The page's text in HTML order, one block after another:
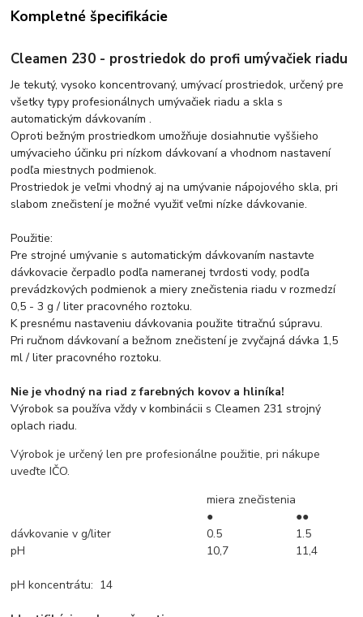
Kompletné špecifikácie
Cleamen 230 - prostriedok do profi umývačiek riadu
Je tekutý, vysoko koncentrovaný, umývací prostriedok, určený pre
všetky typy profesionálnych umývačiek riadu a skla s
automatickým dávkovaním .
Oproti bežným prostriedkom umožňuje dosiahnutie vyššieho
umývacieho účinku pri nízkom dávkovaní a vhodnom nastavení
podľa miestnych podmienok.
Prostriedok je veľmi vhodný aj na umývanie nápojového skla, pri
slabom znečistení je možné využiť veľmi nízke dávkovanie.
Použitie:
Pre strojné umývanie s automatickým dávkovaním nastavte
dávkovacie čerpadlo podľa nameranej tvrdosti vody, podľa
prevádzkových podmienok a miery znečistenia riadu v rozmedzí
0,5 - 3 g / liter pracovného roztoku.
K presnému nastaveniu dávkovania použite titračnú súpravu.
Pri ručnom dávkovaní a bežnom znečistení je zvyčajná dávka 1,5
ml / liter pracovného roztoku.
Nie je vhodný na riad z farebných kovov a hliníka!
Výrobok sa používa vždy v kombinácii s Cleamen 231 strojný
oplach riadu.
Výrobok je určený len pre profesionálne použitie, pri nákupe
uveďte IČO.
miera znečistenia
●
●●
dávkovanie v g/liter
0.5
1.5
pH
10,7 11,4
pH koncentrátu: 14